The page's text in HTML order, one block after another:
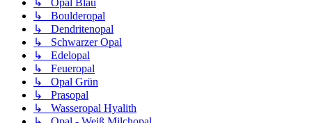
↳ Opal Blau
↳ Boulderopal
↳ Dendritenopal
↳ Schwarzer Opal
↳ Edelopal
↳ Feueropal
↳ Opal Grün
↳ Prasopal
↳ Wasseropal Hyalith